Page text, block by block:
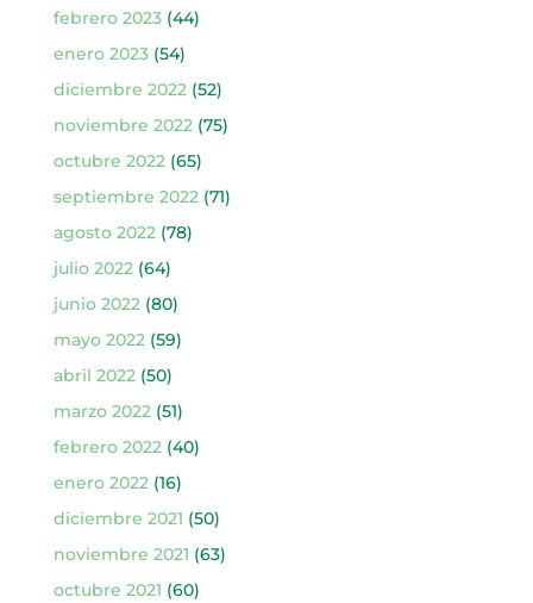
febrero 2023(44)
enero 2023(54)
diciembre 2022(52)
noviembre 2022(75)
octubre 2022(65)
septiembre 2022(71)
agosto 2022(78)
julio 2022(64)
junio 2022(80)
mayo 2022(59)
abril 2022(50)
marzo 2022(51)
febrero 2022(40)
enero 2022(16)
diciembre 2021 (50)
noviembre 2021 (63)
octubre 2021 (60)